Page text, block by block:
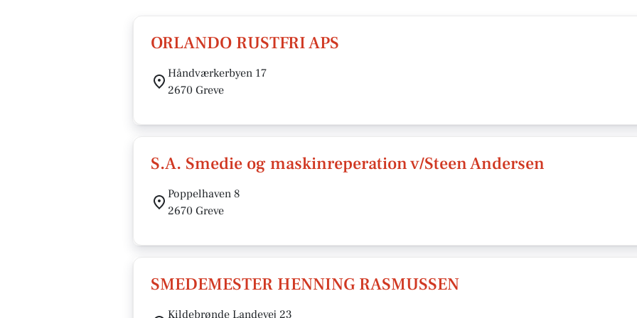
ORLANDO RUSTFRI APS
Håndværkerbyen 17
2670 Greve
S.A. Smedie og maskinreperation v/Steen Andersen
Poppelhaven 8
2670 Greve
SMEDEMESTER HENNING RASMUSSEN
Kildebrønde Landevej 23